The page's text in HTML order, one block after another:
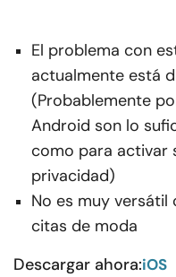
El problema con
actualmente está
(Probablemente
Android son lo
como para activar
privacidad)
No es muy
citas de moda
Descargar ahora:iOS